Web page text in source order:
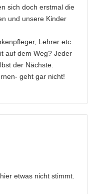
sich doch erstmal die
und unsere Kinder
Lehrer etc.
auf dem Weg? Jeder
der Nächste.
geht gar nicht!
etwas nicht stimmt.